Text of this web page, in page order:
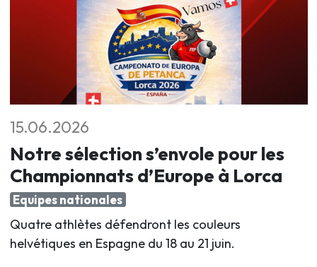
15.06.2026
Notre sélection s’envole pour les
Championnats d’Europe à Lorca
Equipes nationales
Quatre athlètes défendront les couleurs
helvétiques en Espagne du 18 au 21 juin.